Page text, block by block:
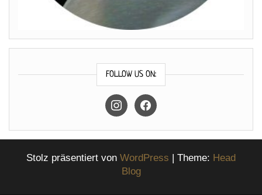
FOLLOW US ON:
instagramfacebook
Stolz präsentiert von WordPress | Theme: Head
Blog